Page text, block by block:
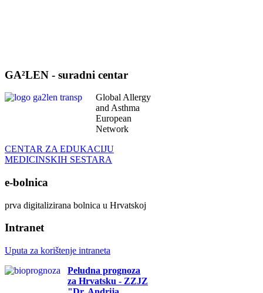
GA²LEN - suradni centar
Global Allergy
and Asthma
European
Network
CENTAR ZA EDUKACIJU
MEDICINSKIH SESTARA
e-bolnica
prva digitalizirana bolnica u Hrvatskoj
Intranet
Uputa za korištenje intraneta
Peludna prognoza
za Hrvatsku - ZZJZ